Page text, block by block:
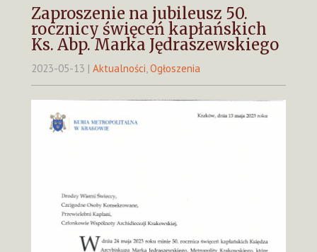
Zaproszenie na jubileusz 50.
rocznicy święceń kapłańskich
Ks. Abp. Marka Jędraszewskiego
2023-05-13 | Aktualności Ogłoszenia